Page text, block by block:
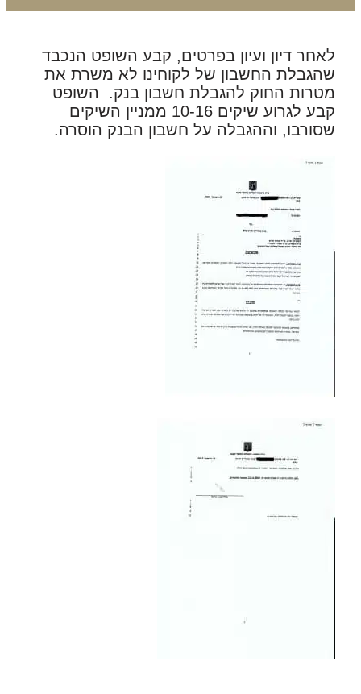
לאחר דיון ועיון בפרטים, קבע השופט הנכבד
שהגבלת החשבון של לקוחינו לא משרת את
מטרות החוק להגבלת חשבון בנק. השופט
קבע לגרוע שיקים 10-16 ממניין השיקים
שסורבו, וההגבלה על חשבון הבנק הוסרה.